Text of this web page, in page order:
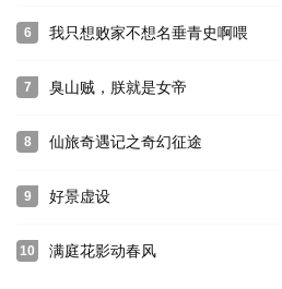
6 我只想败家不想名垂青史啊喂
7 臭山贼，朕就是女帝
8 仙旅奇遇记之奇幻征途
9 好景虚设
10 满庭花影动春风